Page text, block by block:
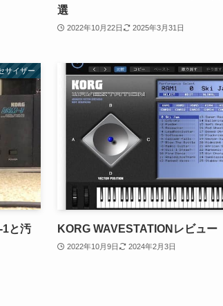
選
2022年10月22日 2025年3月31日
サイザー
1と汚
KORG WAVESTATIONレビュー
2022年10月9日 2024年2月3日